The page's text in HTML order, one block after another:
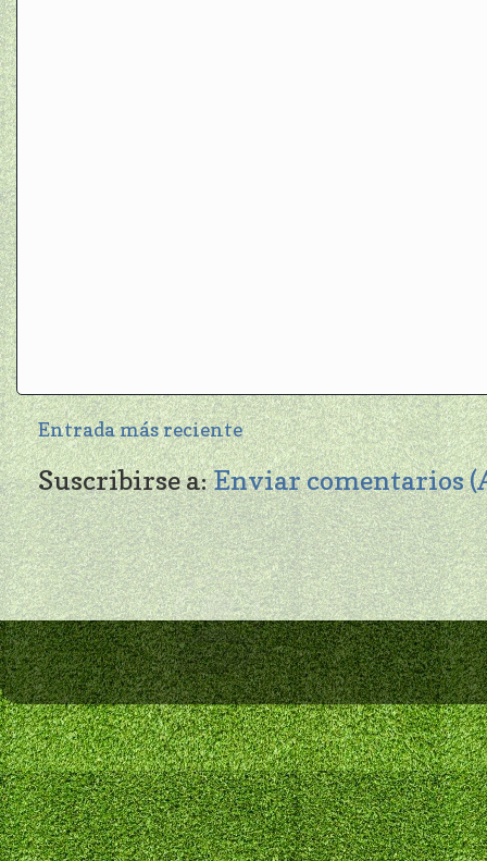
Entrada más reciente
Suscribirse a:Enviar comentarios